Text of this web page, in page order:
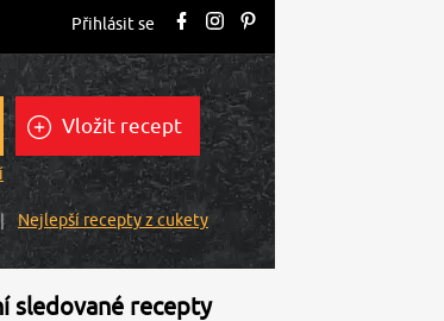
Přihlásit se
Vložit recept
Nejlepší recepty z cukety
sledované recepty